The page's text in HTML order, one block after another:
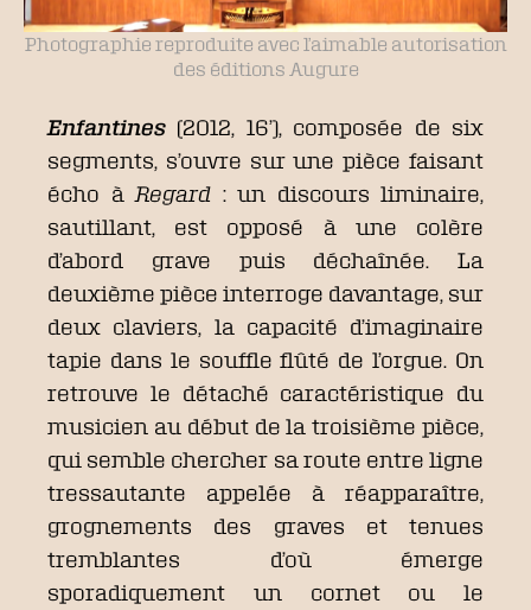
Photographie reproduite avec l’aimable autorisation
des éditions Augure
Enfantines (2012, 16’), composée de six
segments, s’ouvre sur une pièce faisant
écho à Regard : un discours liminaire,
sautillant, est opposé à une colère
d’abord grave puis déchaînée. La
deuxième pièce interroge davantage, sur
deux claviers, la capacité d’imaginaire
tapie dans le souffle flûté de l’orgue. On
retrouve le détaché caractéristique du
musicien au début de la troisième pièce,
qui semble chercher sa route entre ligne
tressautante appelée à réapparaître,
grognements des graves et tenues
tremblantes d’où émerge
sporadiquement un cornet ou le